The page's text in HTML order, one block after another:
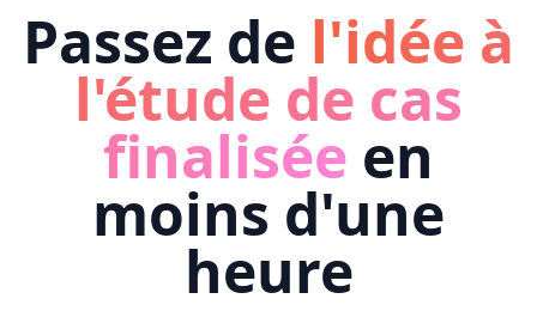
Passez de l'idée à
l'étude de cas
finalisée en
moins d'une
heure